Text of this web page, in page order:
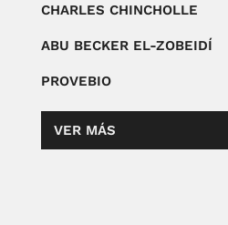
CHARLES CHINCHOLLE
ABU BECKER EL-ZOBEIDÍ
PROVEBIO
VER MÁS